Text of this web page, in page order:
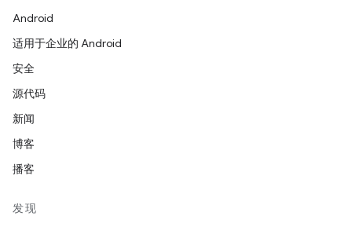
Android
适用于企业的 Android
安全
源代码
新闻
博客
播客
发现